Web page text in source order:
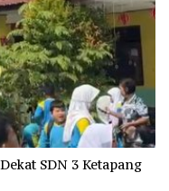
SDN 3 Ketapang